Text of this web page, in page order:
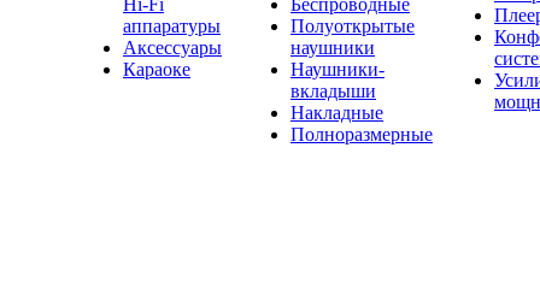
Hi-Fi
аппаратуры
Аксессуары
Караоке
Беспроводные
Полуоткрытые
наушники
Наушники-
вкладыши
Накладные
Полноразмерные